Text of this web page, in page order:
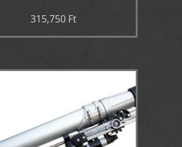
315,750 Ft